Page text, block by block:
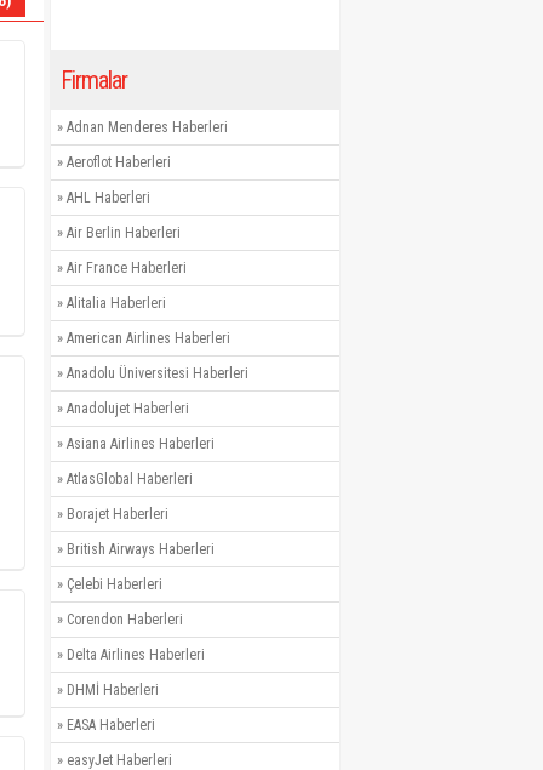
Firmalar
» Adnan Menderes Haberleri
» Aeroflot Haberleri
» AHL Haberleri
» Air Berlin Haberleri
» Air France Haberleri
» Alitalia Haberleri
» American Airlines Haberleri
» Anadolu Üniversitesi Haberleri
» Anadolujet Haberleri
» Asiana Airlines Haberleri
» AtlasGlobal Haberleri
» Borajet Haberleri
» British Airways Haberleri
» Çelebi Haberleri
» Corendon Haberleri
» Delta Airlines Haberleri
» DHMİ Haberleri
» EASA Haberleri
» easyJet Haberleri